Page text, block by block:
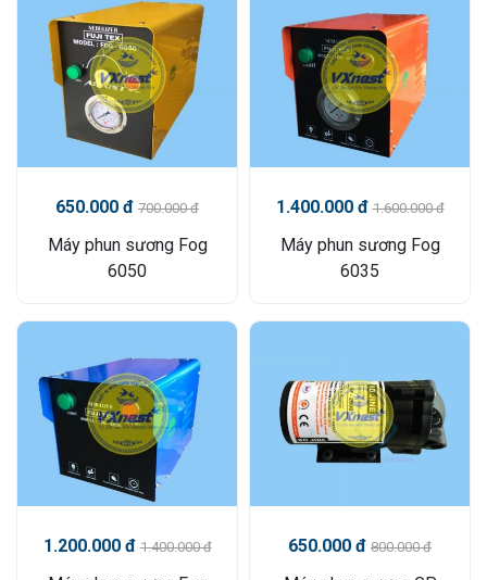
650.000 đ 700.000 đ
Máy phun sương Fog
6050
1.400.000 đ1.600.000 đ
Máy phun sương Fog
6035
1.200.000 đ1.400.000 đ 650.000 đ 800.000 đ